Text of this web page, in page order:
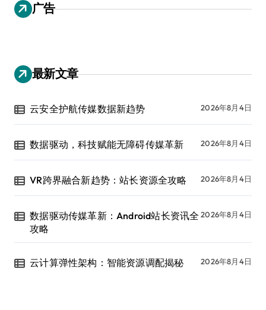
广告
最新文章
云安全护航传媒数据新趋势 2026年8月4日
数据驱动，科技赋能无障碍传媒革新 2026年8月4日
VR跨界融合新趋势：站长资源全攻略 2026年8月4日
数据驱动传媒革新：Android站长资讯全
攻略
2026年8月4日
云计算弹性架构：智能资源调配揭秘 2026年8月4日